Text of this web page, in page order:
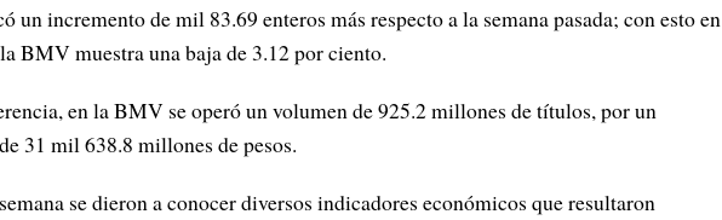
un incremento de mil 83.69 enteros más respecto a la semana pasada; con esto en
BMV muestra una baja de 3.12 por ciento.
en la BMV se operó un volumen de 925.2 millones de títulos, por un
31 mil 638.8 millones de pesos.
se dieron a conocer diversos indicadores económicos que resultaron